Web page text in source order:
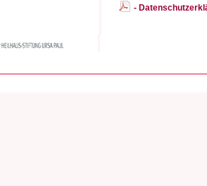
-